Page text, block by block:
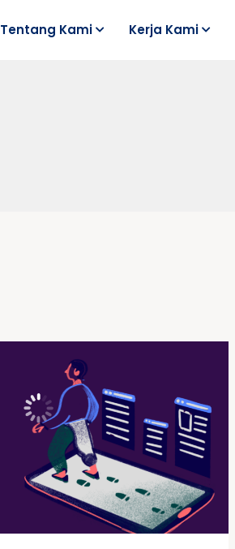
Tentang Kami Kerja Kami